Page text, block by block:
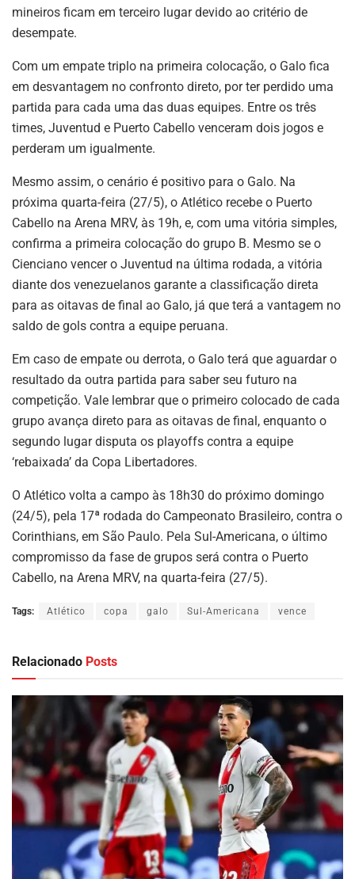
mineiros ficam em terceiro lugar devido ao critério de
desempate.
Com um empate triplo na primeira colocação, o Galo fica
em desvantagem no confronto direto, por ter perdido uma
partida para cada uma das duas equipes. Entre os três
times, Juventud e Puerto Cabello venceram dois jogos e
perderam um igualmente.
Mesmo assim, o cenário é positivo para o Galo. Na
próxima quarta-feira (27/5), o Atlético recebe o Puerto
Cabello na Arena MRV, às 19h, e, com uma vitória simples,
confirma a primeira colocação do grupo B. Mesmo se o
Cienciano vencer o Juventud na última rodada, a vitória
diante dos venezuelanos garante a classificação direta
para as oitavas de final ao Galo, já que terá a vantagem no
saldo de gols contra a equipe peruana.
Em caso de empate ou derrota, o Galo terá que aguardar o
resultado da outra partida para saber seu futuro na
competição. Vale lembrar que o primeiro colocado de cada
grupo avança direto para as oitavas de final, enquanto o
segundo lugar disputa os playoffs contra a equipe
‘rebaixada’ da Copa Libertadores.
O Atlético volta a campo às 18h30 do próximo domingo
(24/5), pela 17ª rodada do Campeonato Brasileiro, contra o
Corinthians, em São Paulo. Pela Sul-Americana, o último
compromisso da fase de grupos será contra o Puerto
Cabello, na Arena MRV, na quarta-feira (27/5).
Tags: Atlético copa galo Sul-Americana vence
Relacionado Posts